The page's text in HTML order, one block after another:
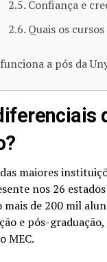
Confiança e
Quais os
a pós da
maiores
nos 26
mais de 200 mil
e pós-graduação,
MEC.